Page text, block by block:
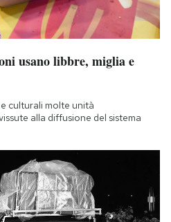
usano libbre, miglia e
culturali molte unità
alla diffusione del sistema